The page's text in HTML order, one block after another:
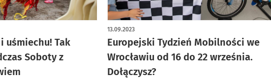
uśmiechu! Tak
Soboty z
Europejski Tydzień Mobilności we
Wrocławiu od 16 do 22 września.
Dołączysz?
13.09.2023